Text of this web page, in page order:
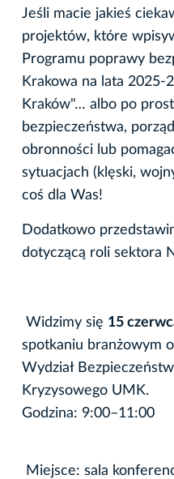
Jeśli macie jakieś
projektów, które
Programu poprawy
Krakowa na lata 2025-
Kraków"… albo po
bezpieczeństwa,
obronności lub
sytuacjach (klęski,
coś dla Was!
Dodatkowo
dotyczącą roli sektora
Widzimy się 15
spotkaniu branżowym
Wydział
Kryzysowego UMK.
Godzina: 9:00–11:00
Miejsce: sala